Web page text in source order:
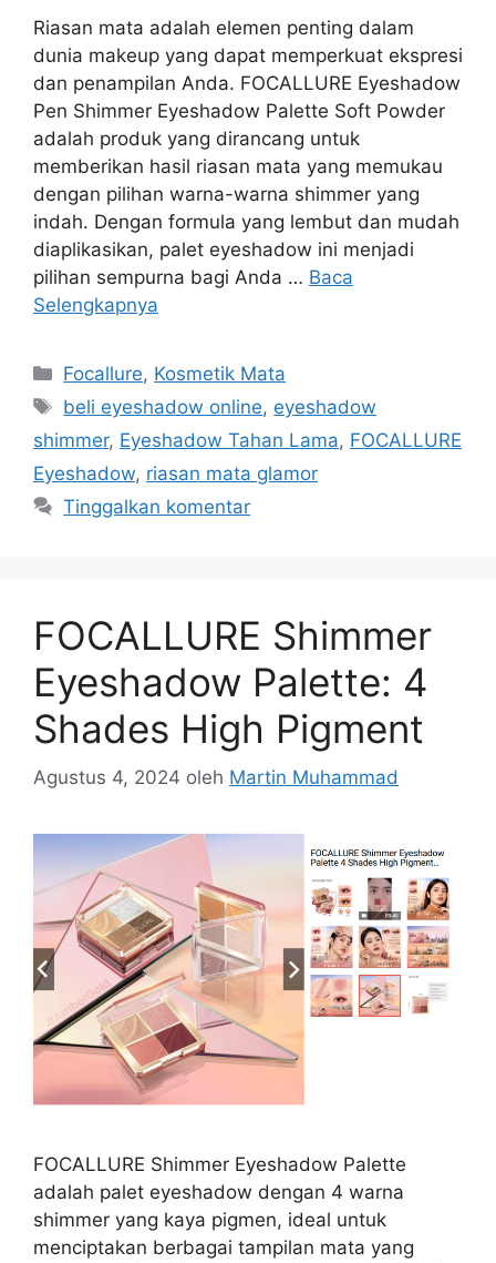
Riasan mata adalah elemen penting dalam
dunia makeup yang dapat memperkuat ekspresi
dan penampilan Anda. FOCALLURE Eyeshadow
Pen Shimmer Eyeshadow Palette Soft Powder
adalah produk yang dirancang untuk
memberikan hasil riasan mata yang memukau
dengan pilihan warna-warna shimmer yang
indah. Dengan formula yang lembut dan mudah
diaplikasikan, palet eyeshadow ini menjadi
pilihan sempurna bagi Anda … Baca
Selengkapnya
Kategori
Focallure, Kosmetik Mata
Tag
beli eyeshadow online, eyeshadow
shimmer, Eyeshadow Tahan Lama, FOCALLURE
Eyeshadow, riasan mata glamor
Tinggalkan komentar
FOCALLURE Shimmer
Eyeshadow Palette: 4
Shades High Pigment
Agustus 4, 2024 oleh Martin Muhammad
FOCALLURE Shimmer Eyeshadow Palette
adalah palet eyeshadow dengan 4 warna
shimmer yang kaya pigmen, ideal untuk
menciptakan berbagai tampilan mata yang